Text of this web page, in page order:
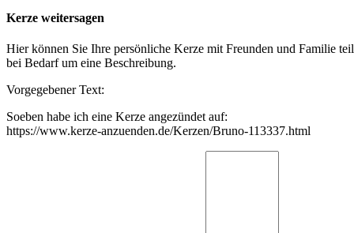
Kerze weitersagen
Hier können Sie Ihre persönliche Kerze mit Freunden und Familie
bei Bedarf um eine Beschreibung.
Vorgegebener Text:
Soeben habe ich eine Kerze angezündet auf:
https://www.kerze-anzuenden.de/Kerzen/Bruno-113337.html